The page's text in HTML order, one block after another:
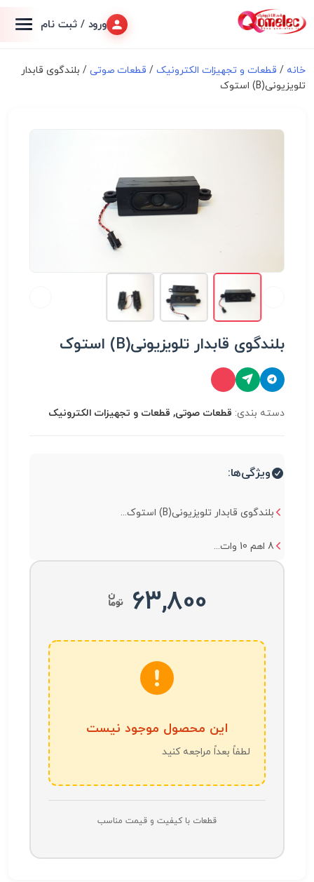
ورود / ثبت نام
خانه / قطعات و تجهیزات الکترونیک/ قطعات صوتی / بلندگوی قابدار
تلویزیونی(B) استوک
بلندگوی قابدار تلویزیونی(B) استوک
دسته بندی: قطعات صوتی, قطعات و تجهیزات الکترونیک
ویژگی‌ها:
بلندگوی قابدار تلویزیونی(B) استوک...
8 اهم 10 وات...
63,800
این محصول موجود نیست
لطفاً بعداً مراجعه کنید
قطعات با کیفیت و قیمت مناسب